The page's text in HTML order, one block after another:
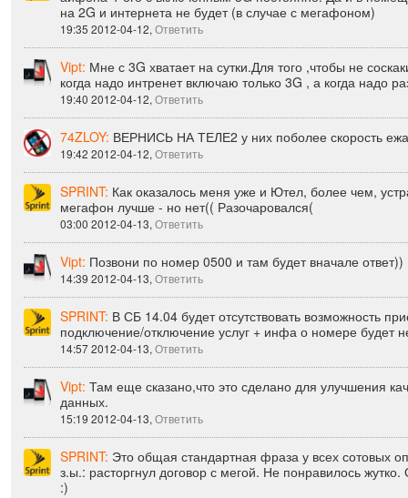
SPRINT:3G батарею ест оооочень сильно! Может на
айфона 4-ого с включенным 3G постоянно. Да и в
на 2G и интернета не будет (в случае с мегафоном)
19:35 2012-04-12,
Vipt: Мне с 3G хватает на сутки.Для того ,чтобы не
когда надо интренет включаю только 3G , а когда надо
19:40 2012-04-12,
ВЕРНИСЬ НА ТЕЛЕ2 у них поболее скорость
19:42 2012-04-12,
SPRINT:Как оказалось меня уже и Ютел, более чем,
мегафон лучше - но нет(( Разочаровался(
03:00 2012-04-13,
Позвони по номер 0500 и там будет вначале ответ))
14:39 2012-04-13,
SPRINT:В СБ 14.04 будет отсутствовать возможность
подключение/отключение услуг + инфа о номере будет
14:57 2012-04-13,
Vipt: Там еще сказано,что это сделано для улучшения
15:19 2012-04-13,
SPRINT:
Это общая стандартная фраза у всех сотовых